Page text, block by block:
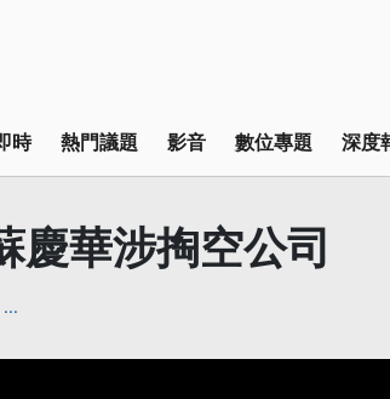
時 熱門議題 影音 數位專題 深度
慶華涉掏空公司
...